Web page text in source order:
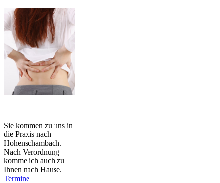
Sie kommen zu uns in
die Praxis nach
Hohenschambach.
Nach Verordnung
komme ich auch zu
Ihnen nach Hause.
Termine